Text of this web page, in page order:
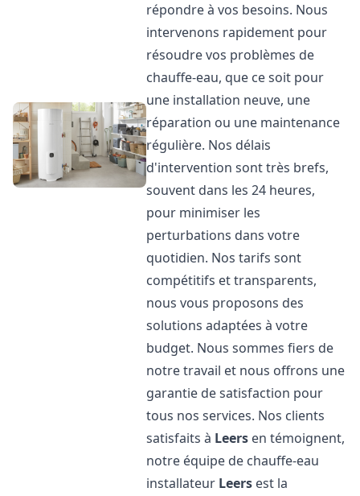
répondre à vos besoins. Nous
intervenons rapidement pour
résoudre vos problèmes de
chauffe-eau, que ce soit pour
une installation neuve, une
réparation ou une maintenance
régulière. Nos délais
d'intervention sont très brefs,
souvent dans les 24 heures,
pour minimiser les
perturbations dans votre
quotidien. Nos tarifs sont
compétitifs et transparents,
nous vous proposons des
solutions adaptées à votre
budget. Nous sommes fiers de
notre travail et nous offrons une
garantie de satisfaction pour
tous nos services. Nos clients
satisfaits à Leers en témoignent,
notre équipe de chauffe-eau
installateur Leers est la